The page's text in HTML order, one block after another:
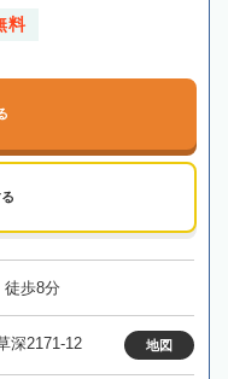
料
歩8分
深2171-12 地図